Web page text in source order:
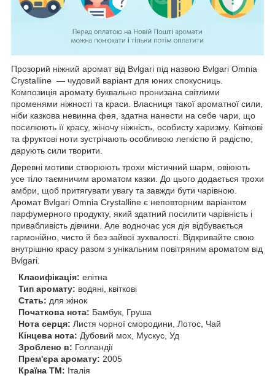
Прозорий ніжний аромат від Bvlgari під назвою Bvlgari Omnia
Crystalline — чудовий варіант для юних спокусниць.
Композиція аромату буквально пронизана світлими
променями ніжності та краси. Власниця такої ароматної сили,
ніби казкова невинна фея, здатна нанести на себе чари, що
посилюють її красу, жіночу ніжність, особисту харизму. Квіткові
та фруктові ноти зустрічають особливою легкістю й радістю,
дарують сили творити.
Деревні мотиви створюють трохи містичний шарм, овіюють
усе тіло таємничим ароматом казки. До цього додається трохи
амбри, щоб притягувати увагу та завжди бути чарівною.
Аромат Bvlgari Omnia Crystalline є неповторним варіантом
парфумерного продукту, який здатний посилити чарівність і
привабливість дівчини. Але водночас уся дія відбувається
гармонійно, чисто й без зайвої зухвалості. Відкривайте свою
внутрішню красу разом з унікальним повітряним ароматом від
Bvlgari.
Класифікація: елітна
Тип аромату: водяні, квіткові
Стать: для жінок
Початкова нота: Бамбук, Груша
Нота серця: Листя чорної смородини, Лотос, Чай
Кінцева нота: Дубовий мох, Мускус, Уд
Зроблено в: Голландії
Прем'єра аромату: 2005
Країна ТМ: Італія